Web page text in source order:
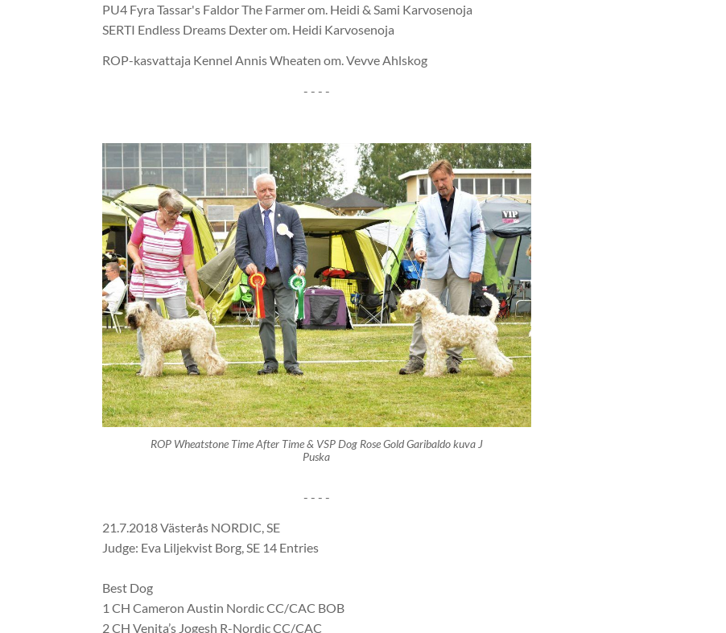
PU4 Fyra Tassar's Faldor The Farmer om. Heidi & Sami Karvosenoja
SERTI Endless Dreams Dexter om. Heidi Karvosenoja
ROP-kasvattaja Kennel Annis Wheaten om. Vevve Ahlskog
- - - -
ROP Wheatstone Time After Time & VSP Dog Rose Gold Garibaldo kuva J
Puska
- - - -
21.7.2018 Västerås NORDIC, SE
Judge: Eva Liljekvist Borg, SE 14 Entries
Best Dog
1 CH Cameron Austin Nordic CC/CAC BOB
2 CH Venita’s Jogesh R-Nordic CC/CAC